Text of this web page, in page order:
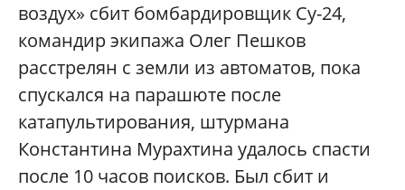
воздух» сбит бомбардировщик Су-24,
командир экипажа Олег Пешков
расстрелян с земли из автоматов, пока
спускался на парашюте после
катапультирования, штурмана
Константина Мурахтина удалось спасти
после 10 часов поисков. Был сбит и